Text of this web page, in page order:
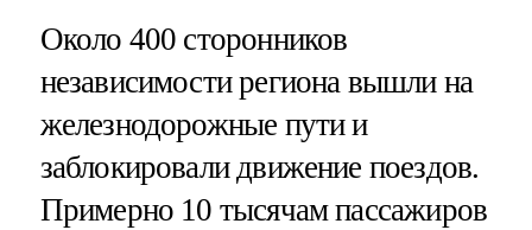
Около 400 сторонников
независимости региона вышли на
железнодорожные пути и
заблокировали движение поездов.
Примерно 10 тысячам пассажиров